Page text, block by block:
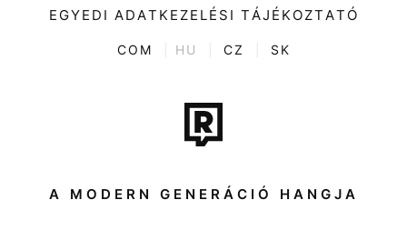
Kultúra
ENTR
Tech-Tudomány
Sport
Társadalom
EGYEDI ADATKEZELÉSI TÁJÉKOZTATÓ
COM HU CZ SK
A MODERN GENERÁCIÓ HANGJA